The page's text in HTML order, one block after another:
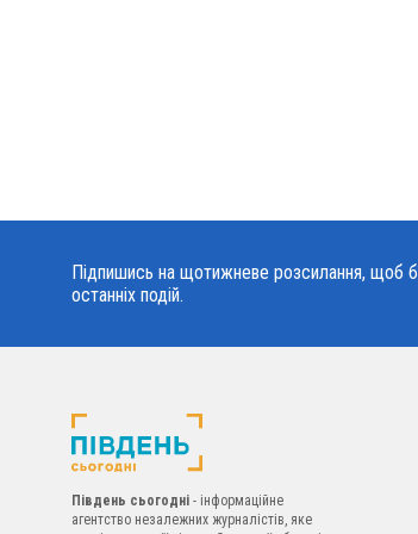
Підпишись на щотижневе розсилання, щоб
останніх подій.
Південь сьогодні - інформаційне
агентство незалежних журналістів, яке